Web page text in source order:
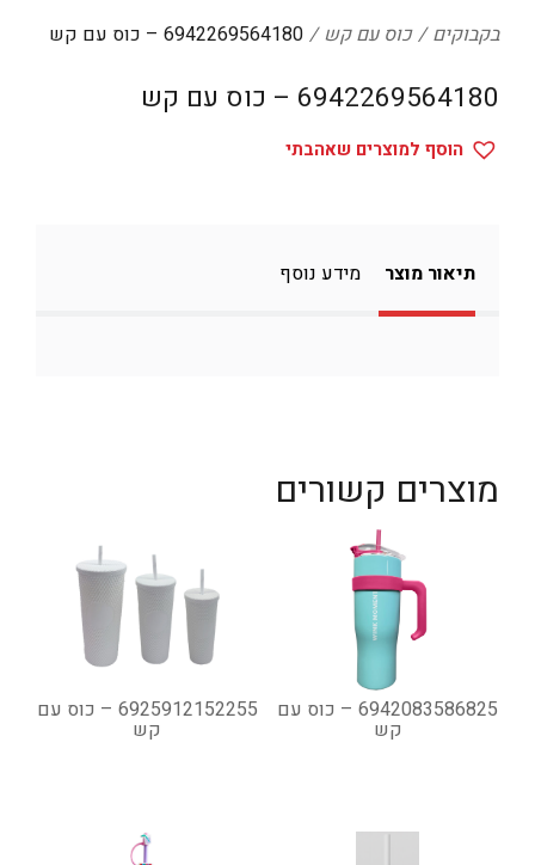
בקבוקים כוס עם קש 6942269564180 – כוס עם קש
6942269564180 – כוס עם קש
הוסף למוצרים שאהבתי
תיאור מוצר מידע נוסף
מוצרים קשורים
6942083586825 – כוס עם
קש
6925912152255 – כוס עם
קש